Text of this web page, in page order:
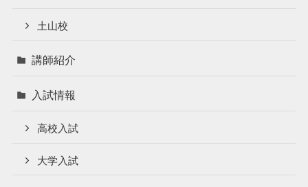
土山校
講師紹介
入試情報
高校入試
大学入試